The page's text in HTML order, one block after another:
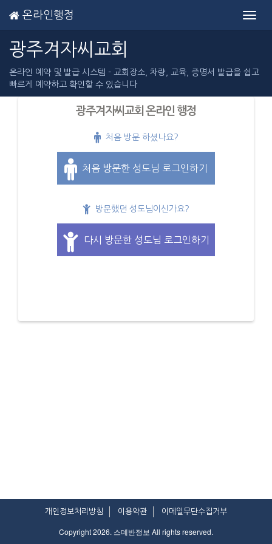
온라인행정
광주겨자씨교회
온라인 예약 및 발급 시스템 - 교회장소, 차량, 교육, 증명서 발급을 쉽고
빠르게 예약하고 확인할 수 있습니다
광주겨자씨교회 온라인 행정
처음 방문 하셨나요?
처음 방문한 성도님 로그인하기
방문했던 성도님이신가요?
다시 방문한 성도님 로그인하기
개인정보처리방침 이용약관 이메일무단수집거부
Copyright 2026. 스데반정보 All rights reserved.